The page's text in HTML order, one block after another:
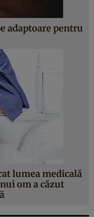
adaptoare pentru
lumea medicală
om a căzut